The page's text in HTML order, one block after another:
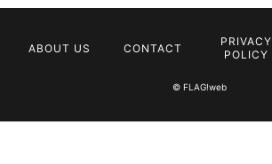
ABOUT US CONTACT
PRIVACY
POLICY
© FLAG!web